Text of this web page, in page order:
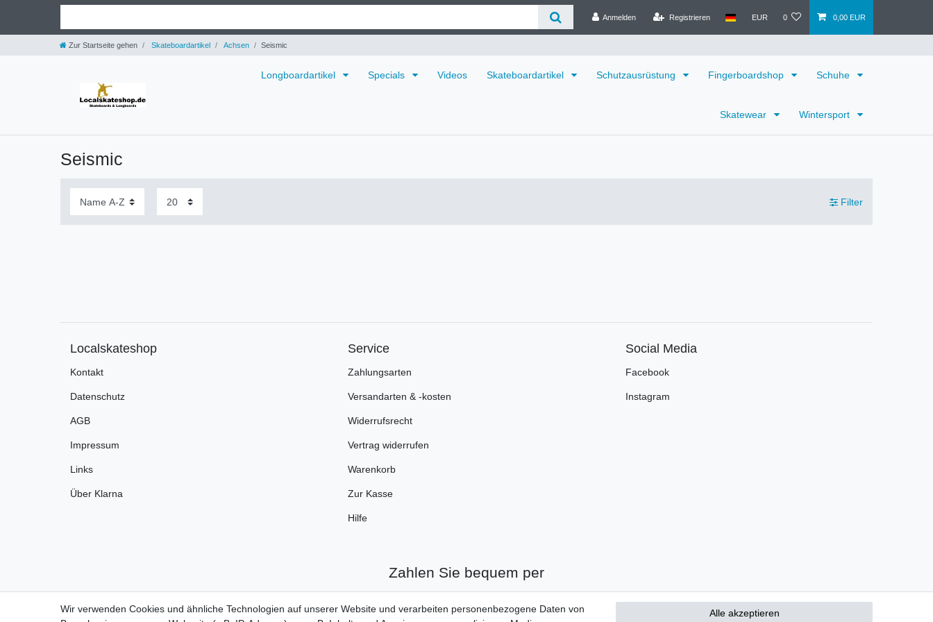
Anmelden Registrieren EUR 0 0,00 EUR
Zur Startseite gehen Skateboardartikel Achsen Seismic
Longboardartikel Specials Videos Skateboardartikel Schutzausrüstung Fingerboardshop Schuhe
Skatewear Wintersport
Seismic
Filter
Localskateshop
Kontakt
Datenschutz
AGB
Impressum
Links
Über Klarna
Service
Zahlungsarten
Versandarten & -kosten
Widerrufsrecht
Vertrag widerrufen
Warenkorb
Zur Kasse
Hilfe
Social Media
Facebook
Instagram
Zahlen Sie bequem per
Wir verwenden Cookies und ähnliche Technologien auf unserer Website und verarbeiten personenbezogene Daten von
Alle akzeptieren